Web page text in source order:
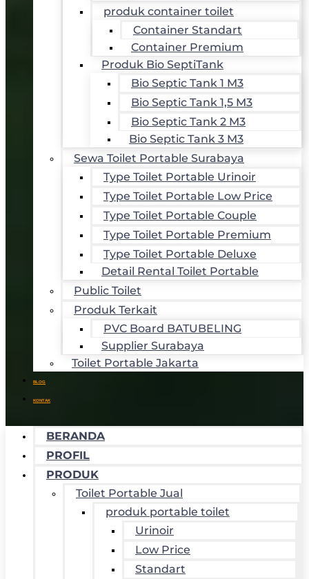
produk container toilet
Container Standart
Container Premium
Produk Bio SeptiTank
Bio Septic Tank 1 M3
Bio Septic Tank 1,5 M3
Bio Septic Tank 2 M3
Bio Septic Tank 3 M3
Sewa Toilet Portable Surabaya
Type Toilet Portable Urinoir
Type Toilet Portable Low Price
Type Toilet Portable Couple
Type Toilet Portable Premium
Type Toilet Portable Deluxe
Detail Rental Toilet Portable
Public Toilet
Produk Terkait
PVC Board BATUBELING
Supplier Surabaya
Toilet Portable Jakarta
BLOG
KONTAK
BERANDA
PROFIL
PRODUK
Toilet Portable Jual
produk portable toilet
Urinoir
Low Price
Standart